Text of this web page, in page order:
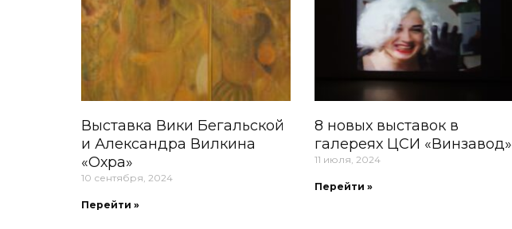
Выставка Вики Бегальской
и Александра Вилкина
«Охра»
10 сентября, 2024
Перейти »
8 новых выставок в
галереях ЦСИ «Винзавод»
11 июля, 2024
Перейти »